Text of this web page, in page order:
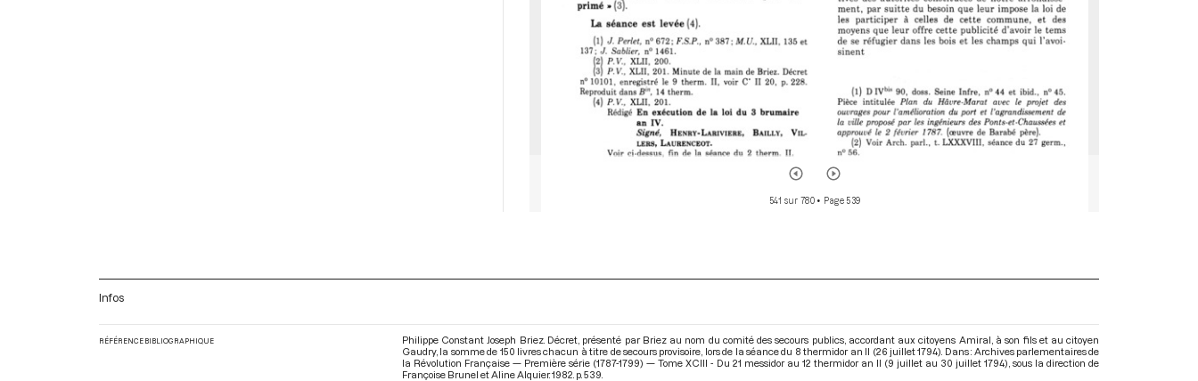
541 sur 780• Page 539
Infos
RÉFÉRENCE BIBLIOGRAPHIQUE
Philippe Constant Joseph Briez. Décret, présenté par Briez au nom du comité des secours publics, accordant aux citoyens Amiral, à son fils et au citoyen
Gaudry, la somme de 150 livres chacun à titre de secours provisoire, lors de la séance du 8 thermidor an II (26 juillet 1794). Dans : Archives parlementaires de
la Révolution Française — Première série (1787-1799) — Tome XCIII - Du 21 messidor au 12 thermidor an II (9 juillet au 30 juillet 1794) , sous la direction de
Françoise Brunel et Aline Alquier. 1982. p. 539.